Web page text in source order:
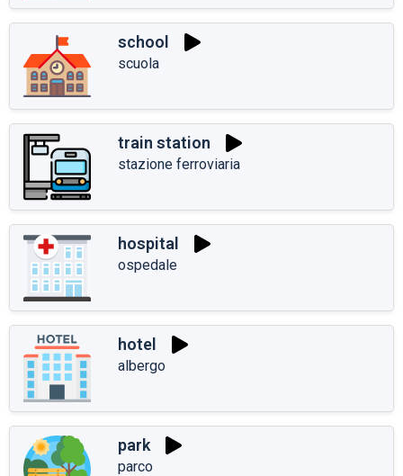
school
scuola
train station
stazione ferroviaria
hospital
ospedale
hotel
albergo
park
parco